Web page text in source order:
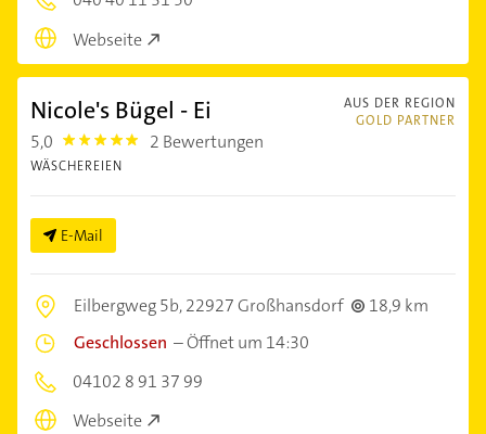
Webseite
AUS DER REGION
GOLD PARTNER
Nicole's Bügel - Ei
5,0 5.0 2 Bewertungen
WÄSCHEREIEN
E-Mail
Eilbergweg 5b,22927 Großhansdorf
18,9 km
Geschlossen –Öffnet um 14:30
04102 8 91 37 99
Webseite